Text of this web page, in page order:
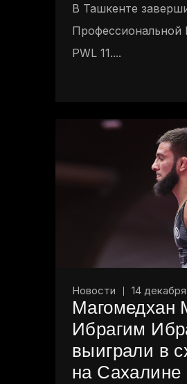
В Ташкенте
PWL 11....
Новости 14
Магомедхан
Ибрагим
выиграли в
на Сахалине